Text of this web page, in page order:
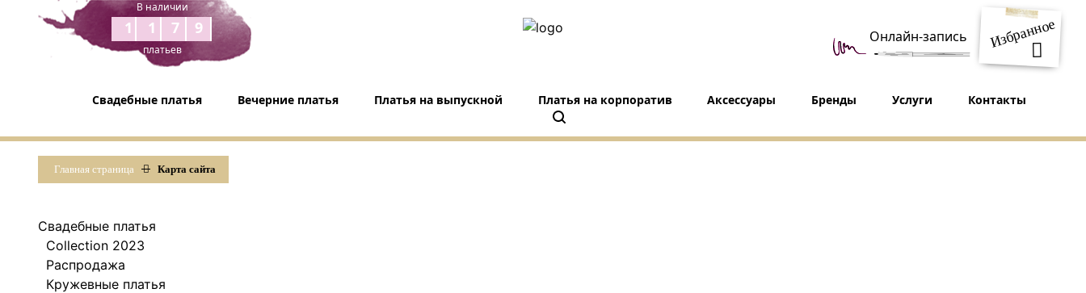
В наличии
1179
платьев Избранное
Онлайн-запись
Свадебные платья Вечерние платья Платья на выпускной Платья на корпоратив Аксессуары Бренды Услуги Контакты
Главная страница Карта сайта
Свадебные платья
Collection 2023
Распродажа
Кружевные платья